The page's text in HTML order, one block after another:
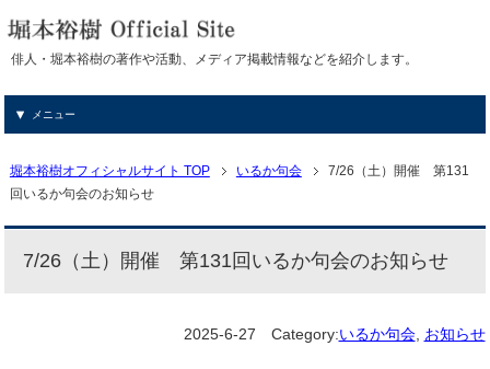
俳人・堀本裕樹の著作や活動、メディア掲載情報などを紹介します。
メニュー
堀本裕樹オフィシャルサイト TOP いるか句会
7/26（土）開催 第131
回いるか句会のお知らせ
7/26（土）開催 第131回いるか句会のお知らせ
2025-6-27 Category:いるか句会, お知らせ